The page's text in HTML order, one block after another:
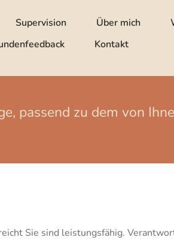
Supervision Über mich
Kontakt
passend zu dem von
Sie sind leistungsfähig.